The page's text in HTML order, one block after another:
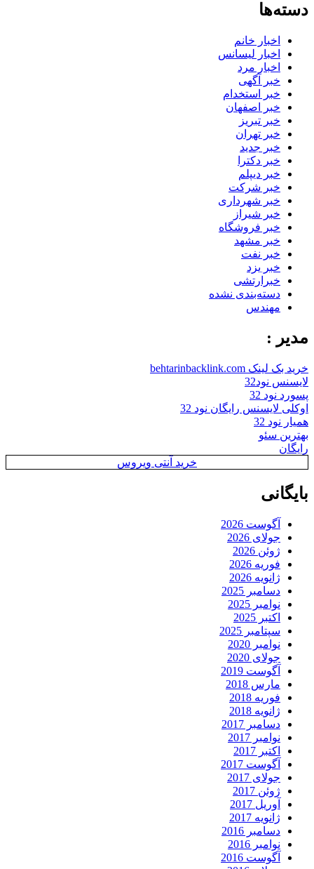
دسته‌ها
اخبار خانم
اخبار لیسانس
اخبار مرد
خبر آگهی
خبر استخدام
خبر اصفهان
خبر تبریز
خبر تهران
خبر جدید
خبر دکترا
خبر دیپلم
خبر شرکت
خبر شهرداری
خبر شیراز
خبر فروشگاه
خبر مشهد
خبر نفت
خبر یزد
خبرارتشی
دسته‌بندی نشده
مهندس
مدیر :
خرید بک لینک behtarinbacklink.com
لایسنس نود32
پسورد نود 32
اوکلی لایسنس رایگان نود 32
همیار نود 32
بهترین سئو
رایگان
خرید آنتی ویروس
بایگانی
آگوست 2026
جولای 2026
ژوئن 2026
فوریه 2026
ژانویه 2026
دسامبر 2025
نوامبر 2025
اکتبر 2025
سپتامبر 2025
نوامبر 2020
جولای 2020
آگوست 2019
مارس 2018
فوریه 2018
ژانویه 2018
دسامبر 2017
نوامبر 2017
اکتبر 2017
آگوست 2017
جولای 2017
ژوئن 2017
آوریل 2017
ژانویه 2017
دسامبر 2016
نوامبر 2016
آگوست 2016